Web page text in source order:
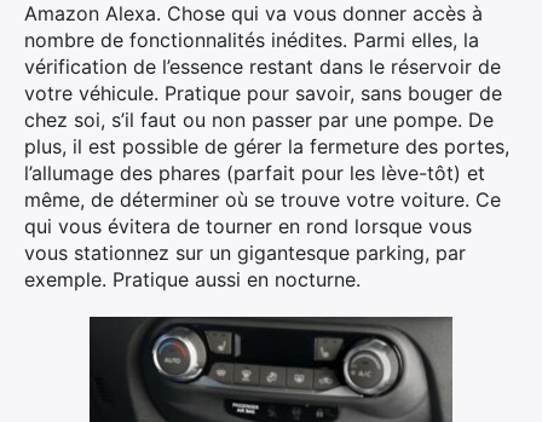
Amazon Alexa. Chose qui va vous donner accès à
nombre de fonctionnalités inédites. Parmi elles, la
vérification de l’essence restant dans le réservoir de
votre véhicule. Pratique pour savoir, sans bouger de
chez soi, s’il faut ou non passer par une pompe. De
plus, il est possible de gérer la fermeture des portes,
l’allumage des phares (parfait pour les lève-tôt) et
même, de déterminer où se trouve votre voiture. Ce
qui vous évitera de tourner en rond lorsque vous
vous stationnez sur un gigantesque parking, par
exemple. Pratique aussi en nocturne.